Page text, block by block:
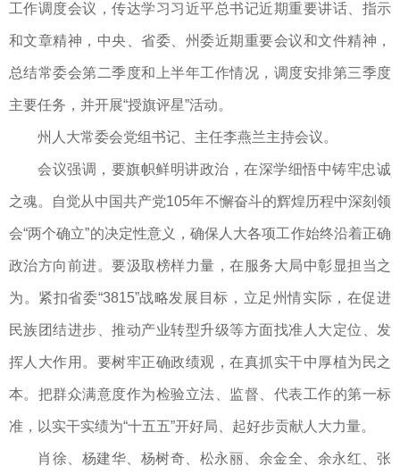
工作调度会议，传达学习习近平总书记近期重要讲话、指示
和文章精神，中央、省委、州委近期重要会议和文件精神，
总结常委会第二季度和上半年工作情况，调度安排第三季度
主要任务，并开展“授旗评星”活动。
州人大常委会党组书记、主任李燕兰主持会议。
会议强调，要旗帜鲜明讲政治，在深学细悟中铸牢忠诚
之魂。自觉从中国共产党105年不懈奋斗的辉煌历程中深刻领
会“两个确立”的决定性意义，确保人大各项工作始终沿着正确
政治方向前进。要汲取榜样力量，在服务大局中彰显担当之
为。紧扣省委“3815”战略发展目标，立足州情实际，在促进
民族团结进步、推动产业转型升级等方面找准人大定位、发
挥人大作用。要树牢正确政绩观，在真抓实干中厚植为民之
本。把群众满意度作为检验立法、监督、代表工作的第一标
准，以实干实绩为“十五五”开好局、起好步贡献人大力量。
肖徐、杨建华、杨树奇、松永丽、余金全、余永红、张